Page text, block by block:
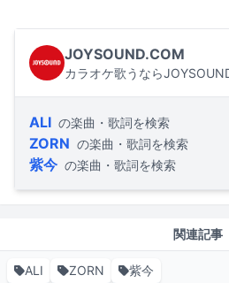
JOYSOUND.COM
カラオケ歌うなら
ALI の楽曲・歌詞を検索
ZORN の楽曲・歌詞を検索
紫今 の楽曲・歌詞を検索
関連記事
ALI ZORN 紫今